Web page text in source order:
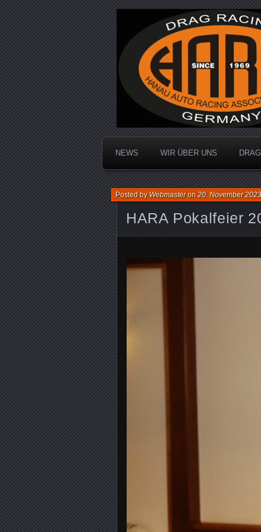
Hanau Auto
Dragracing auf der 1/4 Meile
NEWS WIR ÜBER UNS
HARA Pokalfeier
Posted byWebmasteron20. November 2023